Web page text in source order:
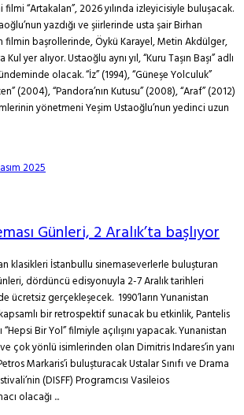
filmi “Artakalan”, 2026 yılında izleyicisiyle buluşacak.
yazdığı ve şiirlerinde usta şair Birhan
filmin başrollerinde, Öykü Karayel, Metin Akdülger,
yer alıyor. Ustaoğlu aynı yıl, “Kuru Taşın Başı” adlı
olacak. “İz” (1994), “Güneşe Yolculuk”
(2004), “Pandora’nın Kutusu” (2008), “Araf” (2012)
yönetmeni Yeşim Ustaoğlu’nun yedinci uzun
2025
Günleri, 2 Aralık’ta başlıyor
klasikleri İstanbullu sinemaseverlerle buluşturan
dördüncü edisyonuyla 2-7 Aralık tarihleri
ücretsiz gerçekleşecek. 1990’ların Yunanistan
bir retrospektif sunacak bu etkinlik, Pantelis
“Hepsi Bir Yol” filmiyle açılışını yapacak. Yunanistan
çok yönlü isimlerinden olan Dimitris Indares’in yanı
Markaris’i buluşturacak Ustalar Sınıfı ve Drama
(DISFF) Programcısı Vasileios
olacağı ...